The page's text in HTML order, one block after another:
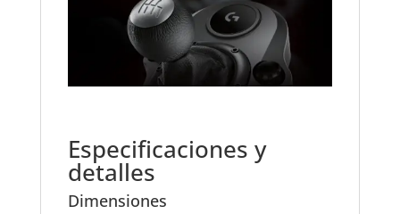
Especificaciones y
detalles
Dimensiones